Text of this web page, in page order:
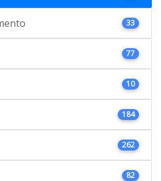
33
77
10
184
262
82